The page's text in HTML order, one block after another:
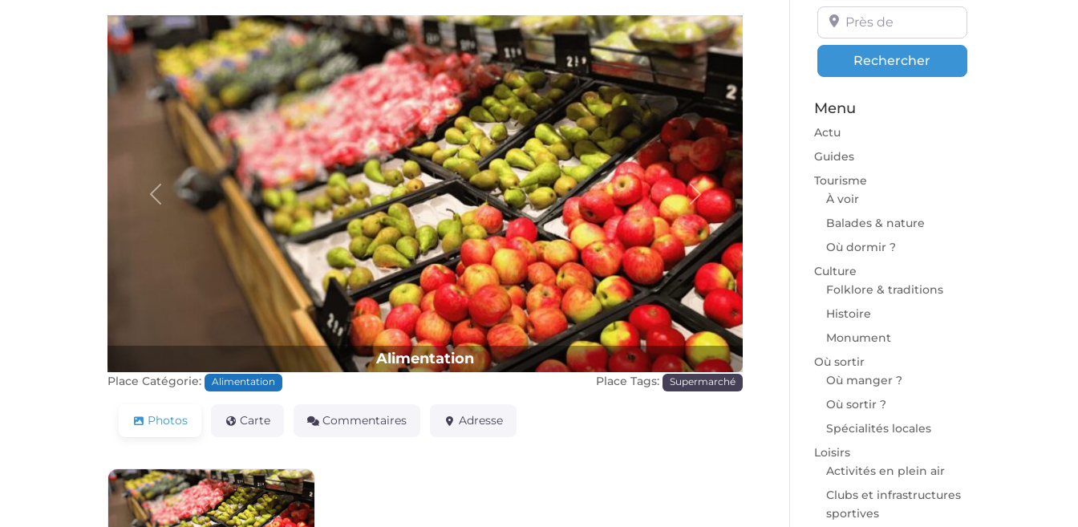
Alimentation
Précédente Prochaine
Place Catégorie: Alimentation Place Tags: Supermarché
Photos Carte Commentaires Adresse
Près de
Rechercher
Menu
Actu
Guides
Tourisme
À voir
Balades & nature
Où dormir ?
Culture
Folklore & traditions
Histoire
Monument
Où sortir
Où manger ?
Où sortir ?
Spécialités locales
Loisirs
Activités en plein air
Clubs et infrastructures
sportives